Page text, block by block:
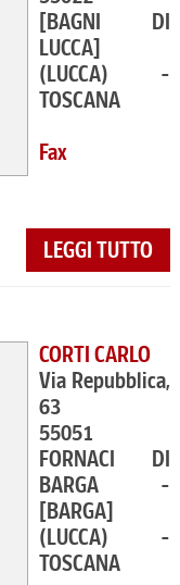
[BAGNI DI
LUCCA]
(LUCCA) -
TOSCANA
Fax
LEGGI TUTTO
CORTI CARLO
Via Repubblica,
63
55051
FORNACI DI
BARGA -
[BARGA]
(LUCCA) -
TOSCANA